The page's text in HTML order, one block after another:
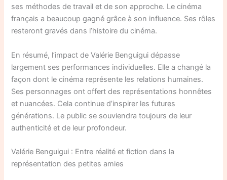
ses méthodes de travail et de son approche. Le cinéma
français a beaucoup gagné grâce à son influence. Ses rôles
resteront gravés dans l’histoire du cinéma.
En résumé, l’impact de Valérie Benguigui dépasse
largement ses performances individuelles. Elle a changé la
façon dont le cinéma représente les relations humaines.
Ses personnages ont offert des représentations honnêtes
et nuancées. Cela continue d’inspirer les futures
générations. Le public se souviendra toujours de leur
authenticité et de leur profondeur.
Valérie Benguigui : Entre réalité et fiction dans la
représentation des petites amies